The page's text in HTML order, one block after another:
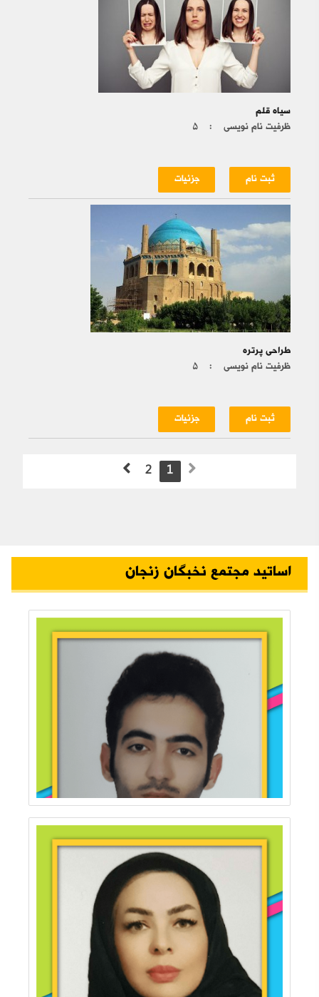
سیاه قلم
ظرفیت نام نویسی : ۵
ثبت نام جزئیات
طراحی پرتره
ظرفیت نام نویسی : ۵
ثبت نام جزئیات
1
2
اساتید مجتمع نخبگان زنجان